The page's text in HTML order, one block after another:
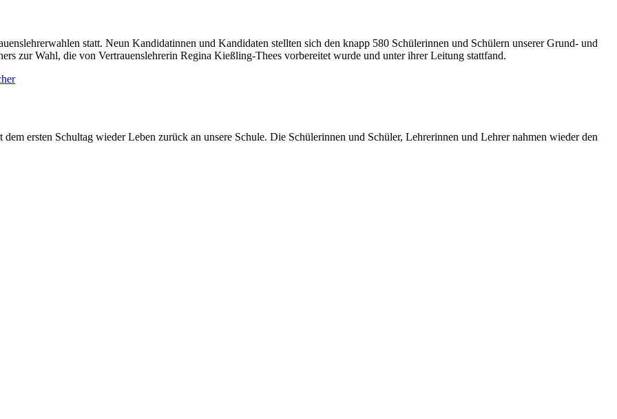
statt. Neun Kandidatinnen und Kandidaten stellten sich den knapp 580 Schülerinnen und Schülern unserer Grund- und
zur Wahl, die von Vertrauenslehrerin Regina Kießling-Thees vorbereitet wurde und unter ihrer Leitung stattfand.
ersten Schultag wieder Leben zurück an unsere Schule. Die Schülerinnen und Schüler, Lehrerinnen und Lehrer nahmen wieder den